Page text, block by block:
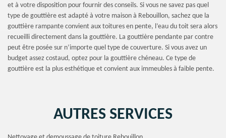
et à votre disposition pour fournir des conseils. Si vous ne savez pas quel
type de gouttière est adapté à votre maison à Rebouillon, sachez que la
gouttière rampante convient aux toitures en pente, l’eau du toit sera alors
recueilli directement dans la gouttière. La gouttière pendante par contre
peut être posée sur n’importe quel type de couverture. Si vous avez un
budget assez costaud, optez pour la gouttière chéneau. Ce type de
gouttière est la plus esthétique et convient aux immeubles à faible pente.
AUTRES SERVICES